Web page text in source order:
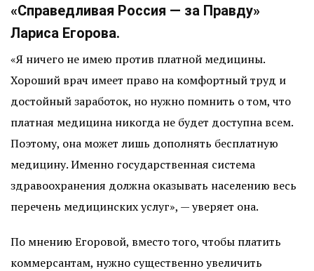
«Справедливая Россия — за Правду»
Лариса Егорова.
«Я ничего не имею против платной медицины.
Хороший врач имеет право на комфортный труд и
достойный заработок, но нужно помнить о том, что
платная медицина никогда не будет доступна всем.
Поэтому, она может лишь дополнять бесплатную
медицину. Именно государственная система
здравоохранения должна оказывать населению весь
перечень медицинских услуг», — уверяет она.
По мнению Егоровой, вместо того, чтобы платить
коммерсантам, нужно существенно увеличить